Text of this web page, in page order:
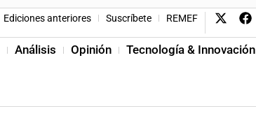
Ediciones anteriores Suscríbete REMEF
Análisis Opinión Tecnología & Innovación